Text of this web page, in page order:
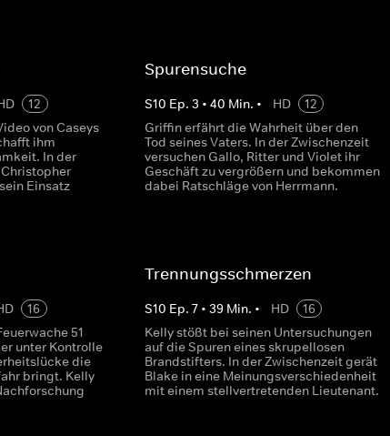
12
von Caseys
ihm
In der
Einsatz
Spurensuche
S10 Ep. 3 • 40 Min. • HD
12
Griffin erfährt die Wahrheit über den
Tod seines Vaters. In der Zwischenzeit
versuchen Gallo, Ritter und Violet ihr
Geschäft zu vergrößern und bekommen
dabei Ratschläge von Herrmann.
16
51
unter Kontrolle
die
bringt. Kelly
Trennungsschmerzen
S10 Ep. 7• 39Min. • HD
16
Kelly stößt bei seinen Untersuchungen
auf die Spuren eines skrupellosen
Brandstifters. In der Zwischenzeit gerät
Blake in eine Meinungsverschiedenheit
mit einem stellvertretenden Lieutenant.